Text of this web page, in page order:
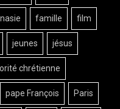
famille film
jeunes jésus
chrétienne
pape François Paris